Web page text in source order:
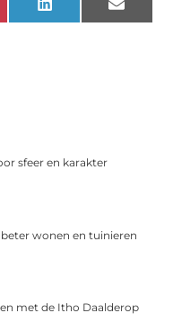
LinkedIn Email
sfeer en karakter
wonen en tuinieren
met de Itho Daalderop